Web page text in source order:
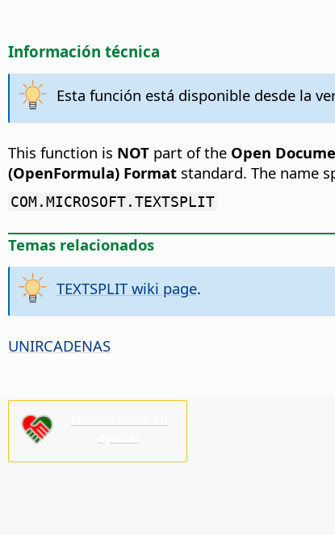
Información técnica
Esta función está disponible desde la
This function is NOT part of the Open
(OpenFormula) Format standard. The name
COM.MICROSOFT.TEXTSPLIT
Temas relacionados
TEXTSPLIT wiki page.
UNIRCADENAS